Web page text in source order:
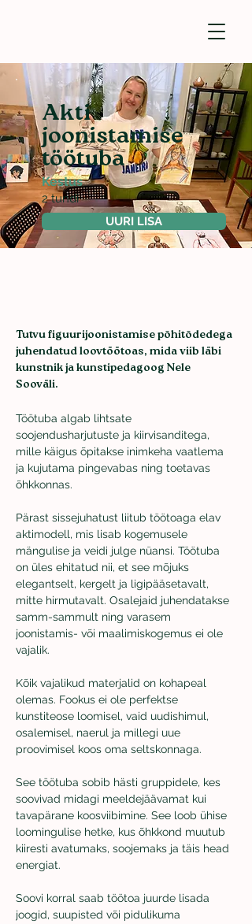
Akti
joonistamise
töötuba
Kestus
2 tundi
UURI LISA
Tutvu figuurijoonistamise põhitõdedega
juhendatud loovtöötoas, mida viib läbi
kunstnik ja kunstipedagoog Nele
Sooväli.
Töötuba algab lihtsate
soojendusharjutuste ja kiirvisanditega,
mille käigus õpitakse inimkeha vaatlema
ja kujutama pingevabas ning toetavas
õhkkonnas.
Pärast sissejuhatust liitub töötoaga elav
aktimodell, mis lisab kogemusele
mängulise ja veidi julge nüansi. Töötuba
on üles ehitatud nii, et see mõjuks
elegantselt, kergelt ja ligipääsetavalt,
mitte hirmutavalt. Osalejaid juhendatakse
samm-sammult ning varasem
joonistamis- või maalimiskogemus ei ole
vajalik.
Kõik vajalikud materjalid on kohapeal
olemas. Fookus ei ole perfektse
kunstiteose loomisel, vaid uudishimul,
osalemisel, naerul ja millegi uue
proovimisel koos oma seltskonnaga.
See töötuba sobib hästi gruppidele, kes
soovivad midagi meeldejäävamat kui
tavapärane koosviibimine. See loob ühise
loomingulise hetke, kus õhkkond muutub
kiiresti avatumaks, soojemaks ja täis head
energiat.
Soovi korral saab töötoa juurde lisada
joogid, suupisted või pidulikuma